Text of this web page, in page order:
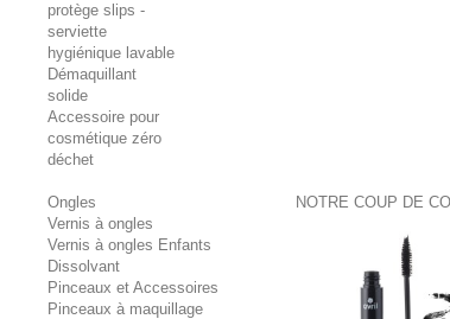
protège slips -
serviette
hygiénique lavable
Démaquillant
solide
Accessoire pour
cosmétique zéro
déchet
Ongles
Vernis à ongles
Vernis à ongles Enfants
Dissolvant
Pinceaux et Accessoires
Pinceaux à maquillage
NOTRE COUP DE